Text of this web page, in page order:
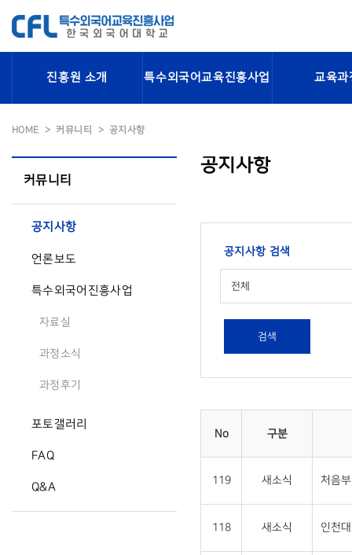
진흥원 소개 특수외국어교육진흥사업 교육과
HOME 커뮤니티 공지사항
커뮤니티
공지사항
언론보도
특수외국어진흥사업
자료실
과정소식
과정후기
포토갤러리
FAQ
Q&A
공지사항
공지사항 검색
전체
검색
No 구분
119 새소식 처음
118 새소식 인천